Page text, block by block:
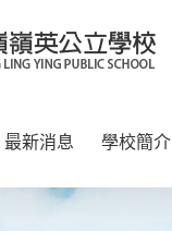
最新消息 學校簡介